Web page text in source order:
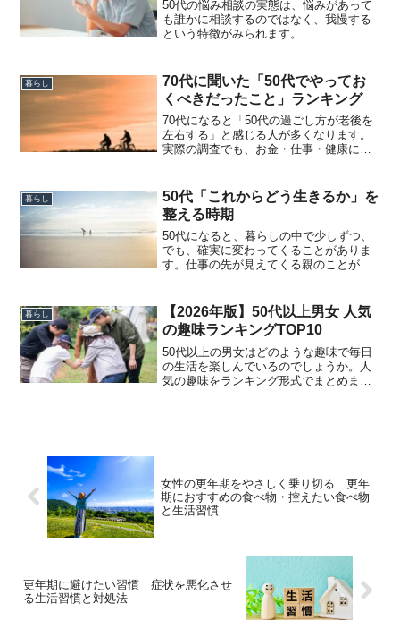
50代の悩み相談の実態は、悩みがあって
も誰かに相談するのではなく、我慢する
という特徴がみられます。
暮らし
70代に聞いた「50代でやってお
くべきだったこと」ランキング
70代になると「50代の過ごし方が老後を
左右する」と感じる人が多くなります。
実際の調査でも、お金・仕事・健康に関
った老後世代の多くが後悔しているのが
貯蓄不足です。お金...
暮らし
50代「これからどう生きるか」を
整える時期
50代になると、暮らしの中で少しずつ、
でも、確実に変わってくることがありま
す。仕事の先が見えてくる親のことが一
いのかな」とふと考える瞬間が増えるど
れも特別なことではあり...
暮らし
【2026年版】50代以上男女 人気
の趣味ランキングTOP10
50代以上の男女はどのような趣味で毎日
の生活を楽しんでいるのでしょうか。人
気の趣味をランキング形式でまとめまし
女性の更年期をやさしく乗り切る 更年
期におすすめの食べ物・控えたい食べ物
と生活習慣
更年期に避けたい習慣 症状を悪化させ
る生活習慣と対処法